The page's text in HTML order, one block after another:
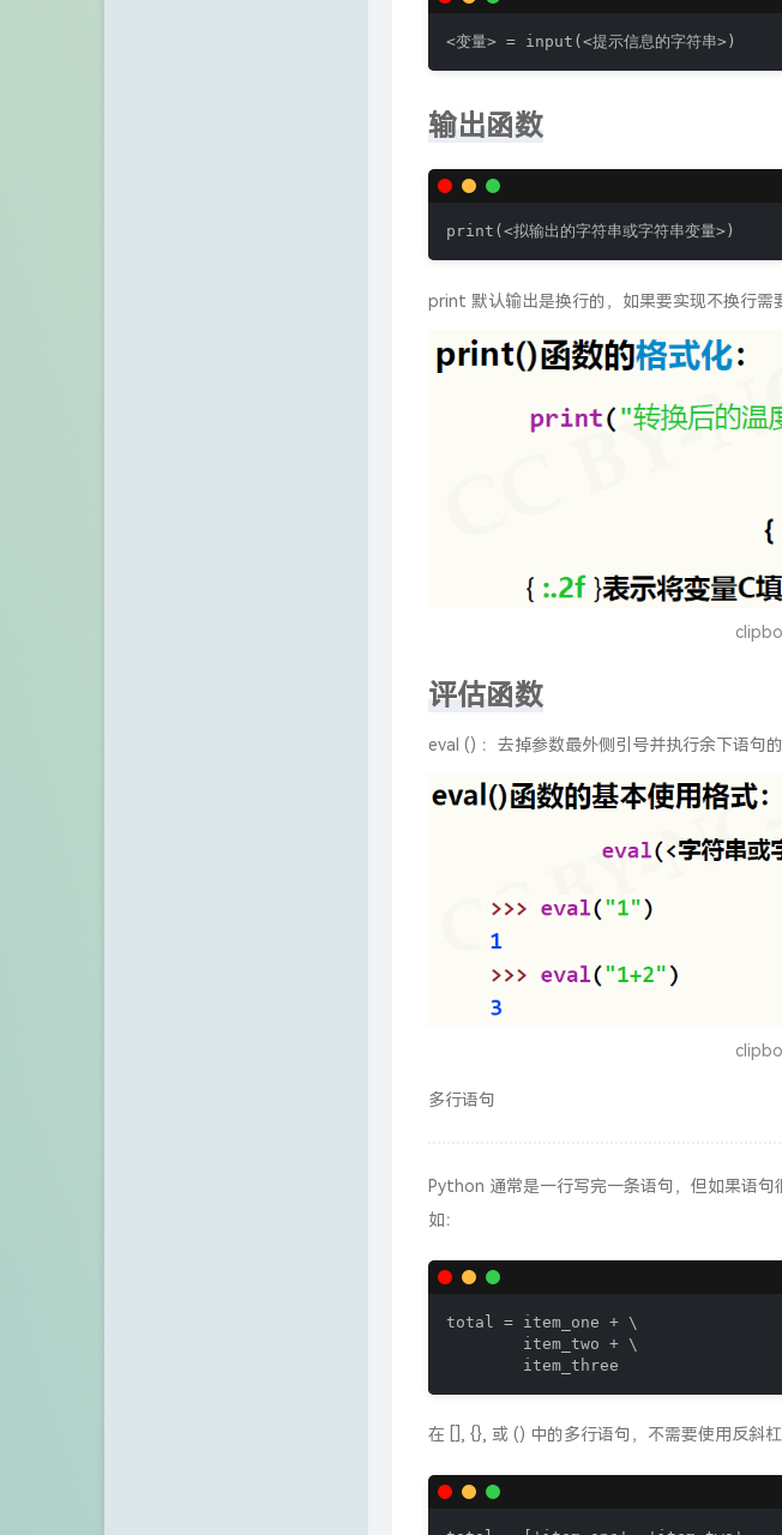
<变量> = input(<提示信息的字符串>)
输出函数
print(<拟输出的字符串或字符串变量>)
print 默认输出是换行的，如果要实现不换行需
评估函数
eval () ：去掉参数最外侧引号并执行余下语句
多行语句
Python 通常是一行写完一条语句，但如果语
如：
total = item_one + \
item_two + \
        item_three
在 [], {}, 或 () 中的多行语句，不需要使用反斜杠